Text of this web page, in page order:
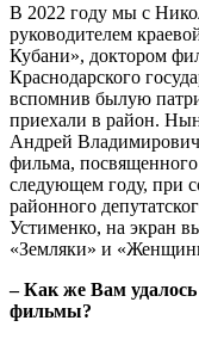
В 2022 году мы с
руководителем
Кубани», доктором
Краснодарского
вспомнив былую
приехали в район.
Андрей Владимирович
фильма,
следующем году, при
районного
Устименко, на экран
«Земляки» и
– Как же Вам
фильмы?